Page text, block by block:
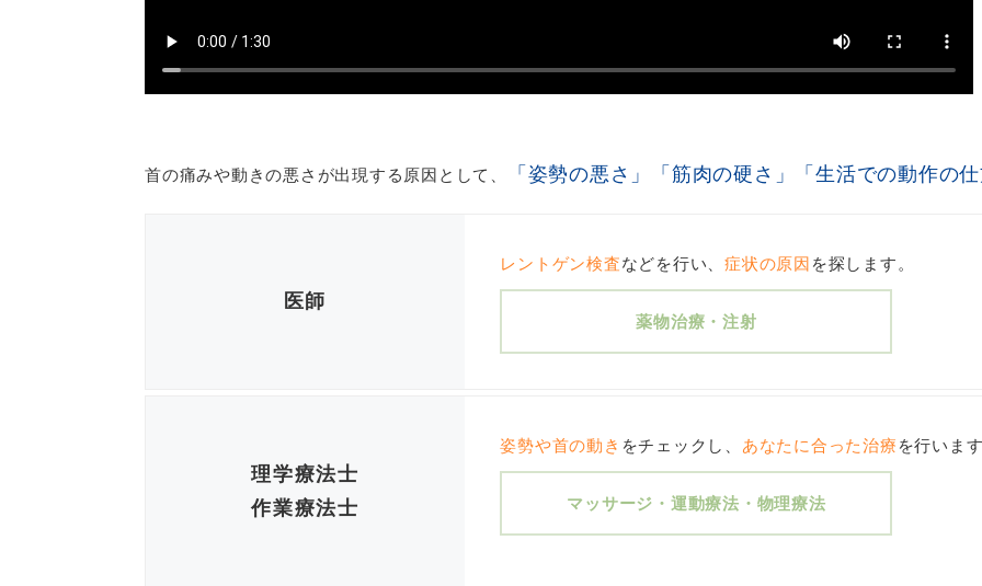
首の痛みや動きの悪さが出現する原因として、 「姿勢の悪さ」 「筋肉の硬さ」 「生活での動作の
医師
レントゲン検査などを行い、症状の原因 を探します。
薬物治療・注射
理学療法士
作業療法士
姿勢や首の動き をチェックし、 あなたに合った治療 を行いま
マッサージ・運動療法・物理療法